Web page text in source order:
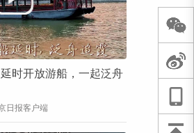
时开放游船，一起泛舟
日报客户端